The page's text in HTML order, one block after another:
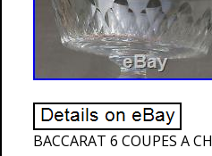
BACCARAT 6 COUPES A